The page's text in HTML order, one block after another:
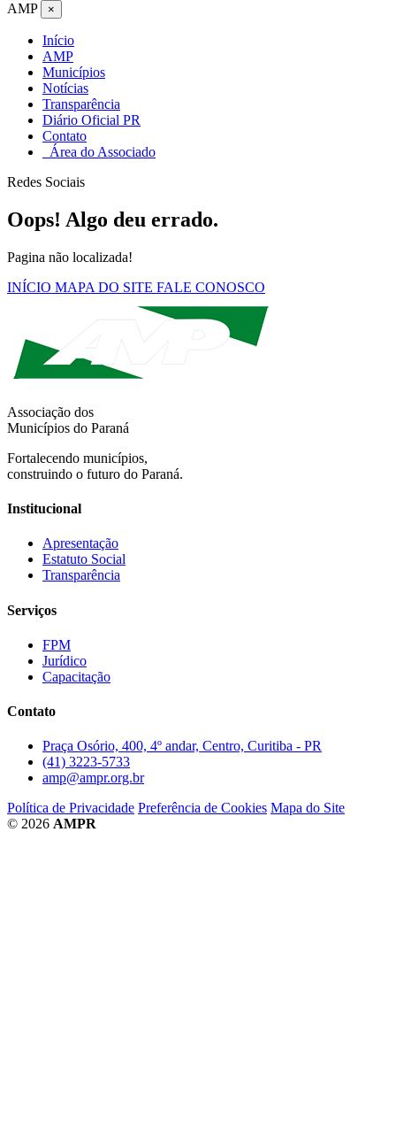
AMP ×
Início
AMP
Municípios
Notícias
Transparência
Diário Oficial PR
Contato
Área do Associado
Redes Sociais
Oops! Algo deu errado.
Pagina não localizada!
INÍCIO MAPA DO SITE FALE CONOSCO
Associação dos
Municípios do Paraná
Fortalecendo municípios,
construindo o futuro do Paraná.
Institucional
Apresentação
Estatuto Social
Transparência
Serviços
FPM
Jurídico
Capacitação
Contato
Praça Osório, 400, 4º andar, Centro, Curitiba - PR
(41) 3223-5733
amp@ampr.org.br
Política de Privacidade Preferência de Cookies Mapa do Site
© 2026 AMPR